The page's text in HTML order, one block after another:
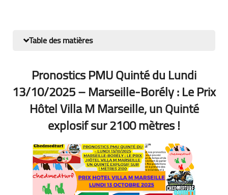
Table des matières
Pronostics PMU Quinté du Lundi
13/10/2025 – Marseille-Borély : Le Prix
Hôtel Villa M Marseille, un Quinté
explosif sur 2100 mètres !